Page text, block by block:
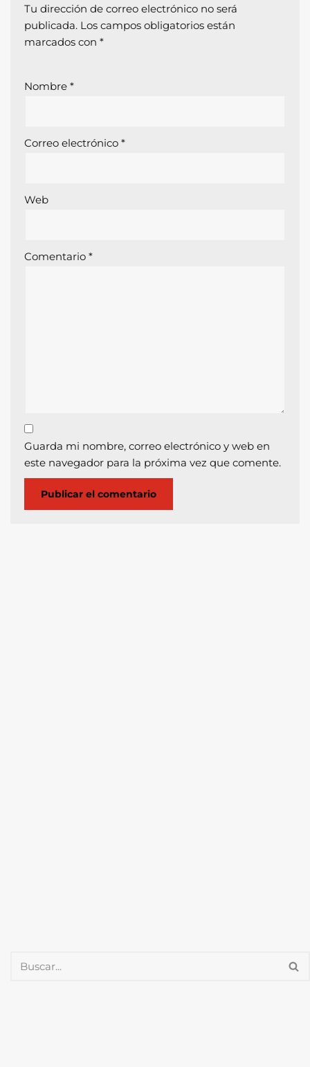
Tu dirección de correo electrónico no será
publicada. Los campos obligatorios están
marcados con *
Nombre *
Correo electrónico *
Web
Comentario *
Guarda mi nombre, correo electrónico y web en
este navegador para la próxima vez que comente.